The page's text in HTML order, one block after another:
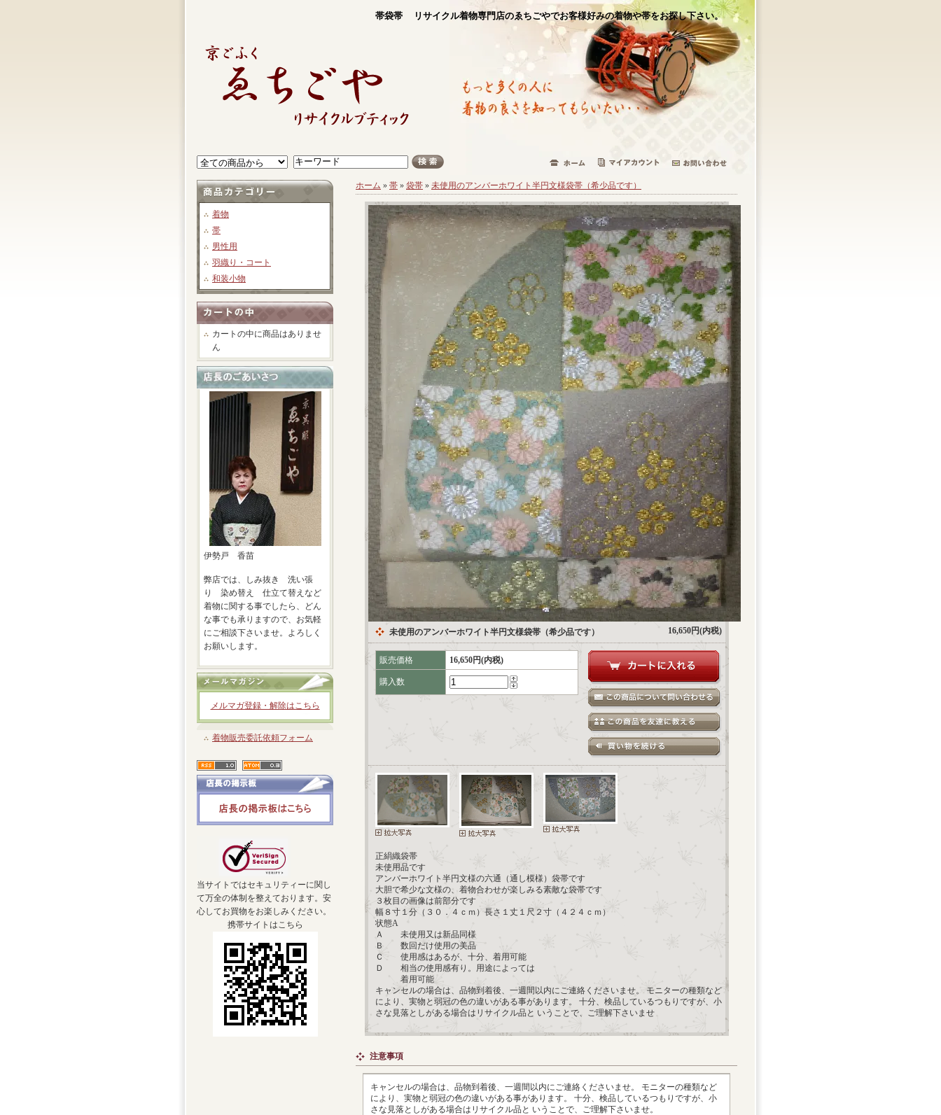
帯袋帯 リサイクル着物専門店のゑちごやでお客様好みの着物や帯をお探し下さい。
着物
帯
男性用
羽織り・コート
和装小物
カートの中に商品はありませ
ん
伊勢戸 香苗
弊店では、しみ抜き 洗い張
り 染め替え 仕立て替えなど
着物に関する事でしたら、どん
な事でも承りますので、お気軽
にご相談下さいませ。よろしく
お願いします。
メルマガ登録・解除はこちら
着物販売委託依頼フォーム
当サイトではセキュリティーに関し
て万全の体制を整えております。安
心してお買物をお楽しみください。
携帯サイトはこちら
ホーム » 帯 » 袋帯 » 未使用のアンバーホワイト半円文様袋帯（希少品です）
未使用のアンバーホワイト半円文様袋帯（希少品です） 16,650円(内税)
販売価格 16,650円(内税)
購入数
正絹織袋帯
未使用品です
アンバーホワイト半円文様の六通（通し模様）袋帯です
大胆で希少な文様の、着物合わせが楽しみる素敵な袋帯です
３枚目の画像は前部分です
幅８寸１分（３０．４ｃｍ）長さ１丈１尺２寸（４２４ｃｍ）
状態A
Ａ 未使用又は新品同様
Ｂ 数回だけ使用の美品
Ｃ 使用感はあるが、十分、着用可能
Ｄ 相当の使用感有り。用途によっては
着用可能
キャンセルの場合は、品物到着後、一週間以内にご連絡くださいませ。 モニターの種類など
により、実物と弱冠の色の違いがある事があります。 十分、検品しているつもりですが、小
さな見落としがある場合はリサイクル品と いうことで、ご理解下さいませ
注意事項
キャンセルの場合は、品物到着後、一週間以内にご連絡くださいませ。 モニターの種類など
により、実物と弱冠の色の違いがある事があります。 十分、検品しているつもりですが、小
さな見落としがある場合はリサイクル品と いうことで、ご理解下さいませ。